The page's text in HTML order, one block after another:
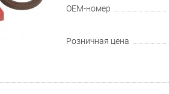
OEM-номер
Розничная цена